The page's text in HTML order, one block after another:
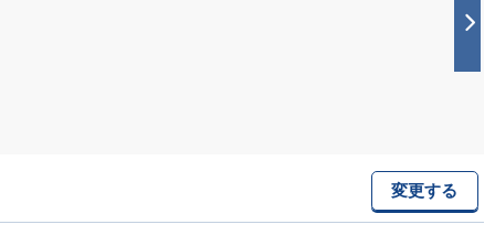
変更する